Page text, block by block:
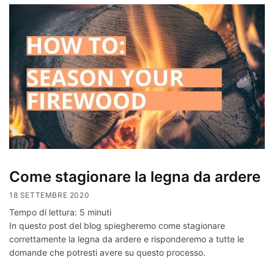
Come stagionare la legna da ardere
18 SETTEMBRE 2020
Tempo di lettura: 5 minuti
In questo post del blog spiegheremo come stagionare
correttamente la legna da ardere e risponderemo a tutte le
domande che potresti avere su questo processo.